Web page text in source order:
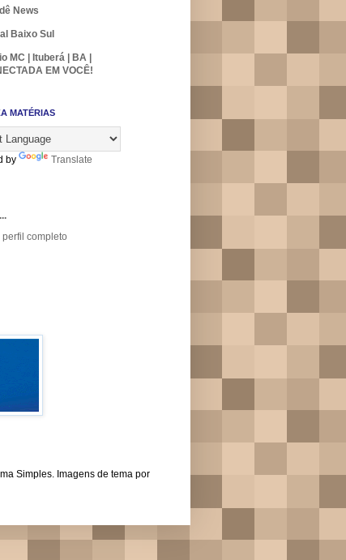
News
Baixo Sul
MC | Ituberá | BA |
EM VOCÊ!
MATÉRIAS
by Translate
perfil completo
Simples. Imagens de tema por